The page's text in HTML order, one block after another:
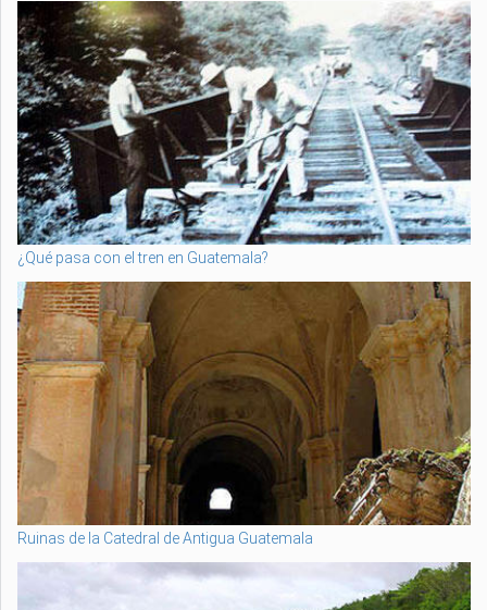
¿Qué pasa con el tren en Guatemala?
Ruinas de la Catedral de Antigua Guatemala